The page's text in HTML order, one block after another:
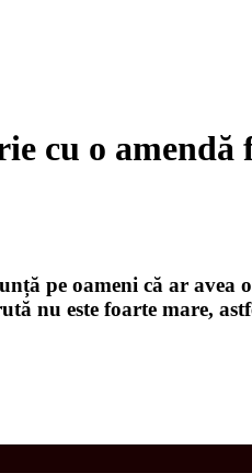
cu o
pe oameni că ar avea
nu este foarte mare,